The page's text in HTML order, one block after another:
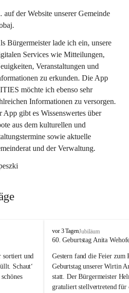
der Website unserer Gemeinde
Bürgermeister lade ich ein, unsere
Services wie Mitteilungen,
Veranstaltungen und
zu erkunden. Die App
möchte ich ebenso sehr
Informationen zu versorgen.
gibt es Wissenswertes über
aus dem kulturellen und
sowie aktuelle
und der Verwaltung.
sortiert und
Schaut‘
T
o
a
j
vor 3 TagenJubiläum
60. Geburtstag Anita
Gestern fand die Feier zum
Geburtstag unserer Wirtin
statt. Der Bürgermeister
gratuliert stellvertretend für